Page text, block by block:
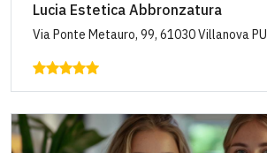
Lucia Estetica Abbronzatura
Via Ponte Metauro, 99, 61030 Villanova PU